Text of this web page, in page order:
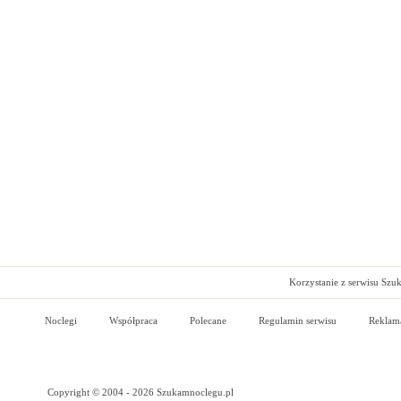
Korzystanie z serwisu
Noclegi Współpraca Polecane Regulamin serwisu
Copyright © 2004 - 2026 Szukamnoclegu.pl